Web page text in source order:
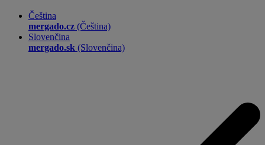
Čeština
mergado.cz (Čeština)
Slovenčina
mergado.sk (Slovenčina)